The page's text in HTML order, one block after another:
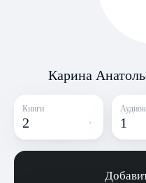
Карина
Книги
2 1